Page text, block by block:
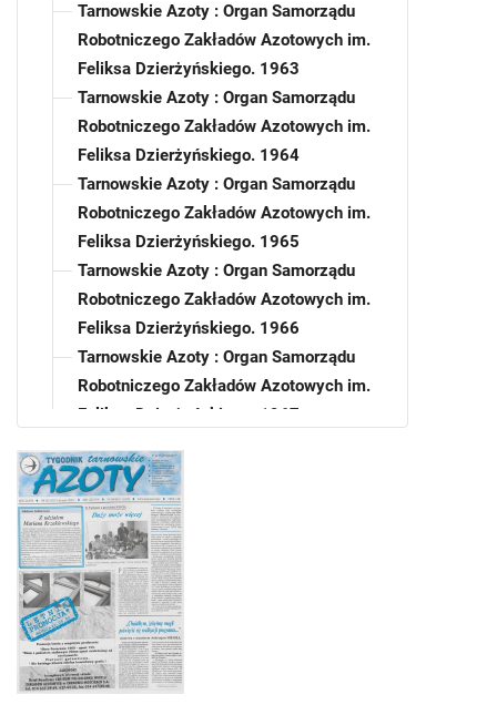
Tarnowskie Azoty : Organ Samorządu
Robotniczego Zakładów Azotowych im.
Feliksa Dzierżyńskiego. 1963
Tarnowskie Azoty : Organ Samorządu
Robotniczego Zakładów Azotowych im.
Feliksa Dzierżyńskiego. 1964
Tarnowskie Azoty : Organ Samorządu
Robotniczego Zakładów Azotowych im.
Feliksa Dzierżyńskiego. 1965
Tarnowskie Azoty : Organ Samorządu
Robotniczego Zakładów Azotowych im.
Feliksa Dzierżyńskiego. 1966
Tarnowskie Azoty : Organ Samorządu
Robotniczego Zakładów Azotowych im.
Feliksa Dzierżyńskiego. 1967
Robotniczego Zakładów Azotowych im.
Feliksa Dzierżyńskiego. 1968
Tarnowskie Azoty : Organ Samorządu
Robotniczego Zakładów Azotowych im.
Feliksa Dzierżyńskiego. 1969
Tarnowskie Azoty : Organ Samorządu
Robotniczego Zakładów Azotowych im.
Feliksa Dzierżyńskiego. 1970